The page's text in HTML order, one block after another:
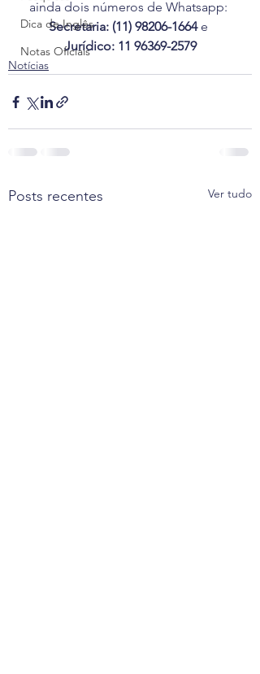
Dica de Inglês
Notas Oficiais
ainda dois números de Whatsapp:
Secretaria: (11) 98206-1664 e
Jurídico: 11 96369-2579
Notícias
Posts recentes Ver tudo